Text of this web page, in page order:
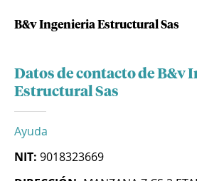
B&v Ingenieria Estructural Sas
Datos de contacto de B&v
Estructural Sas
Ayuda
NIT: 9018323669